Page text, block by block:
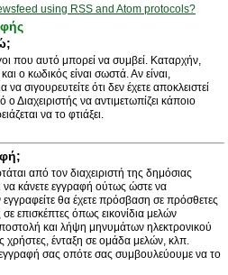
using RSS and Atom protocols?
που αυτό μπορεί να συμβεί. Καταρχήν,
ο κωδικός είναι σωστά. Αν είναι,
να σιγουρευτείτε ότι δεν έχετε αποκλειστεί
Διαχειριστής να αντιμετωπίζει κάποιο
να το φτιάξει.
από τον διαχειριστή της δημόσιας
να κάνετε εγγραφή ούτως ώστε να
θα έχετε πρόσβαση σε πρόσθετες
επισκέπτες όπως εικονίδια μελών
και λήψη μηνυμάτων ηλεκτρονικού
χρήστες, ένταξη σε ομάδα μελών, κλπ.
εγγραφή σας οπότε σας συμβουλεύουμε να το